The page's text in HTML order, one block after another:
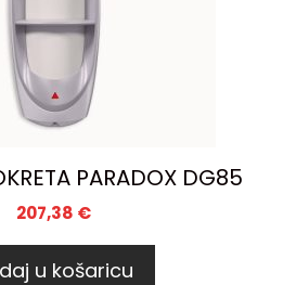
PARADOX DG85
207,38 €
u košaricu